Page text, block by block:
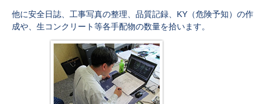
他に安全日誌、工事写真の整理、品質記録、KY（危険予知）の作
成や、生コンクリート等各手配物の数量を拾います。